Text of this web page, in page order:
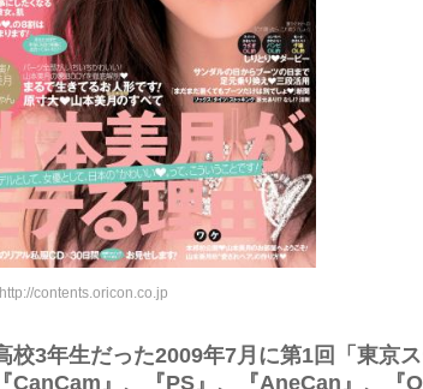
http://contents.oricon.co.jp
校3年生だった2009年7月に第1回「東京
『CanCam』、『PS』、『AneCan』、『